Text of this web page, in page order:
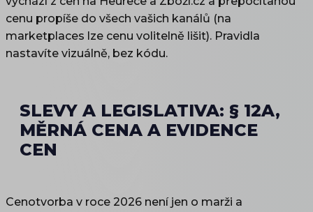
cenu propíše do všech vašich kanálů (na
marketplaces lze cenu volitelně lišit). Pravidla
nastavíte vizuálně, bez kódu.
SLEVY A LEGISLATIVA: § 12A,
MĚRNÁ CENA A EVIDENCE
CEN
Cenotvorba v roce 2026 není jen o marži a